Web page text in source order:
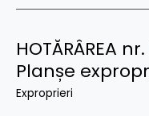
HOTĂRÂREA
Planșe
Exproprieri